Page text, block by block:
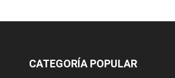
CATEGORÍA POPULAR